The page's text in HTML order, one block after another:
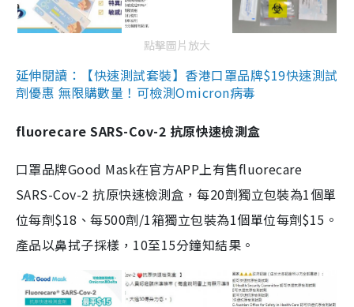
點擊圖片放大
延伸閱讀：【快速測試套裝】香港口罩品牌$19快速測試
劑優惠 無限購數量！可檢測Omicron病毒
fluorecare SARS-Cov-2 抗原快速檢測盒
口罩品牌Good Mask在官方APP上有售fluorecare
SARS-Cov-2 抗原快速檢測盒，每20劑獨立包裝為1個單
位每劑$18、每500劑/1箱獨立包裝為1個單位每劑$15。
產品以鼻拭子採樣，10至15分鐘知結果。